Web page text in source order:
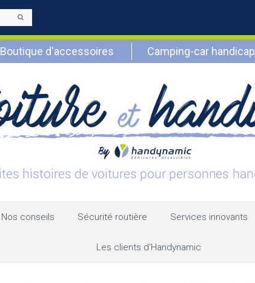
Boutique d'accessoires Camping-car handicap
Nos conseils Sécurité routière Services innovants
Les clients d’Handynamic